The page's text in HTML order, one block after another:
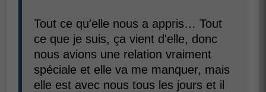
Tout ce qu'elle nous a appris… Tout
ce que je suis, ça vient d'elle, donc
nous avions une relation vraiment
spéciale et elle va me manquer, mais
elle est avec nous tous les jours et il